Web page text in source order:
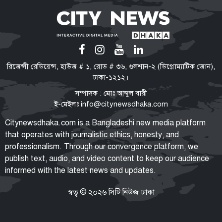
পরিবর্তনের পক্ষে-বিপক্ষে নানা শক্তি
তরুণদের সঙ্গে সমাজ ও রাষ্ট্রের একটি
ইতিবাচক সমন্বয় প্রয়োজন বললেন
হোসেন জিল্লুর
টিএফআই সেলে বন্দি রেখে নির্যাতন
শেখ হাসিনার নির্দেশে গুম করা হয়েছিল
‘হাসিনা কার্ড’ খেলবেন আবার বন্ধুত্ব
চাইবেন, দুটো বিপরীতমুখী: ভারতকে
স্বরাষ্ট্রমন্ত্রী
যুক্তরাষ্ট্র সব শর্ত মানলেই খুলবে
রিজেন্সী রেডিয়েন্স, হাউজ # ১, রোড # ৩৬, গুলশান-২ (ডিপ্লোম্যাটিক জোন),
ঢাকা-১২১২।
সম্পাদক : মোঃ আব্দুল বারী
ই-মেইলঃ info@citynewsdhaka.com
Citynewsdhaka.com is a Bangladeshi new media platform
that operates with journalistic ethics, honesty, and
professionalism. Through our convergence platform, we
publish text, audio, and video content to keep our audience
informed with the latest news and updates.
স্বত্ব © ২০২৬ সিটি নিউজ ঢাকা